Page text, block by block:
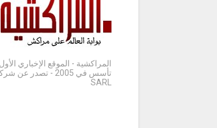
المراكشية - الموقع الإخباري
SARL